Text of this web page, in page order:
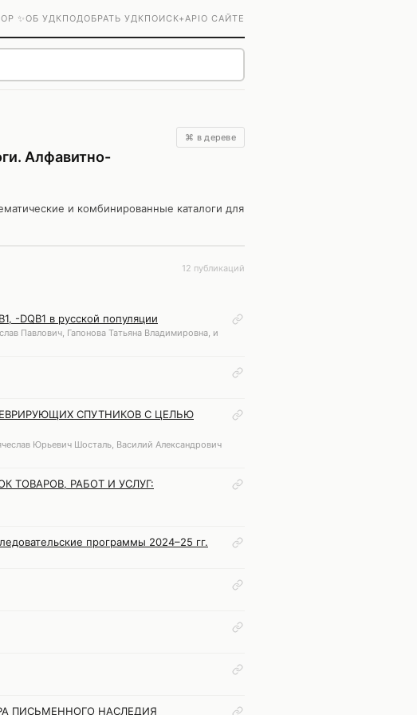
✨ОБ УДКПОДОБРАТЬ УДКПОИСК+APIО САЙТЕ
Алфавитно-
⌘ в дереве
и комбинированные каталоги для
12 публикаций
-DQB1 в русской популяции
Павлович, Гапонова Татьяна Владимировна, и
СПУТНИКОВ С ЦЕЛЬЮ
Юрьевич Шосталь, Василий Александрович
ТОВАРОВ, РАБОТ И УСЛУГ:
программы 2024–25 гг.
ПИСЬМЕННОГО НАСЛЕДИЯ